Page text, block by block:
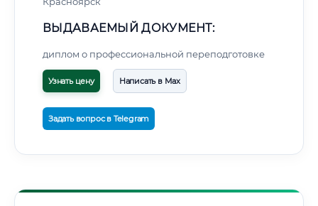
ВЫДАВАЕМЫЙ ДОКУМЕНТ:
диплом о профессиональной переподготовке
Узнать цену Написать в Max
Задать вопрос в Telegram